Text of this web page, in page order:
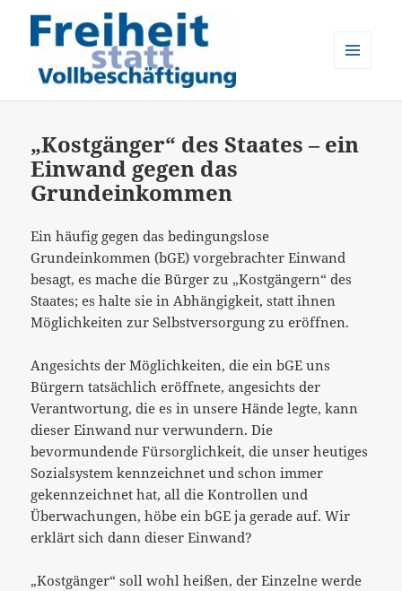
„Kostgänger“ des Staates – ein
Einwand gegen das
Grundeinkommen
Ein häufig gegen das bedingungslose
Grundeinkommen (bGE) vorgebrachter Einwand
besagt, es mache die Bürger zu „Kostgängern“ des
Staates; es halte sie in Abhängigkeit, statt ihnen
Möglichkeiten zur Selbstversorgung zu eröffnen.
Angesichts der Möglichkeiten, die ein bGE uns
Bürgern tatsächlich eröffnete, angesichts der
Verantwortung, die es in unsere Hände legte, kann
dieser Einwand nur verwundern. Die
bevormundende Fürsorglichkeit, die unser heutiges
Sozialsystem kennzeichnet und schon immer
gekennzeichnet hat, all die Kontrollen und
Überwachungen, höbe ein bGE ja gerade auf. Wir
erklärt sich dann dieser Einwand?
„Kostgänger“ soll wohl heißen, der Einzelne werde